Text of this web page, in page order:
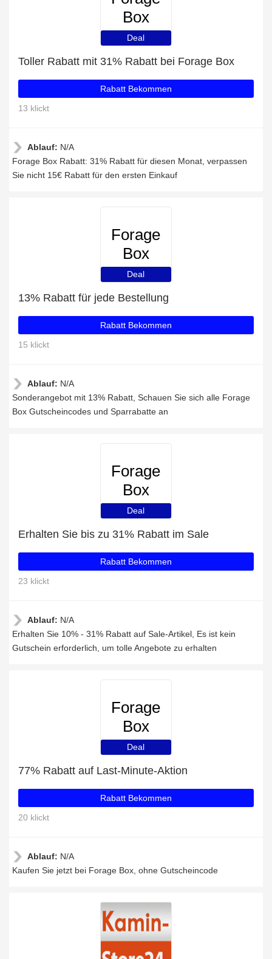
Box
Deal
Toller Rabatt mit 31% Rabatt bei Forage Box
Rabatt Bekommen
13 klickt
Ablauf: N/A
Forage Box Rabatt: 31% Rabatt für diesen Monat, verpassen
Sie nicht 15€ Rabatt für den ersten Einkauf
Forage
Box
Deal
13% Rabatt für jede Bestellung
Rabatt Bekommen
15 klickt
Ablauf: N/A
Sonderangebot mit 13% Rabatt, Schauen Sie sich alle Forage
Box Gutscheincodes und Sparrabatte an
Forage
Box
Deal
Erhalten Sie bis zu 31% Rabatt im Sale
Rabatt Bekommen
23 klickt
Ablauf: N/A
Erhalten Sie 10% - 31% Rabatt auf Sale-Artikel, Es ist kein
Gutschein erforderlich, um tolle Angebote zu erhalten
Forage
Box
Deal
77% Rabatt auf Last-Minute-Aktion
Rabatt Bekommen
20 klickt
Ablauf: N/A
Kaufen Sie jetzt bei Forage Box, ohne Gutscheincode